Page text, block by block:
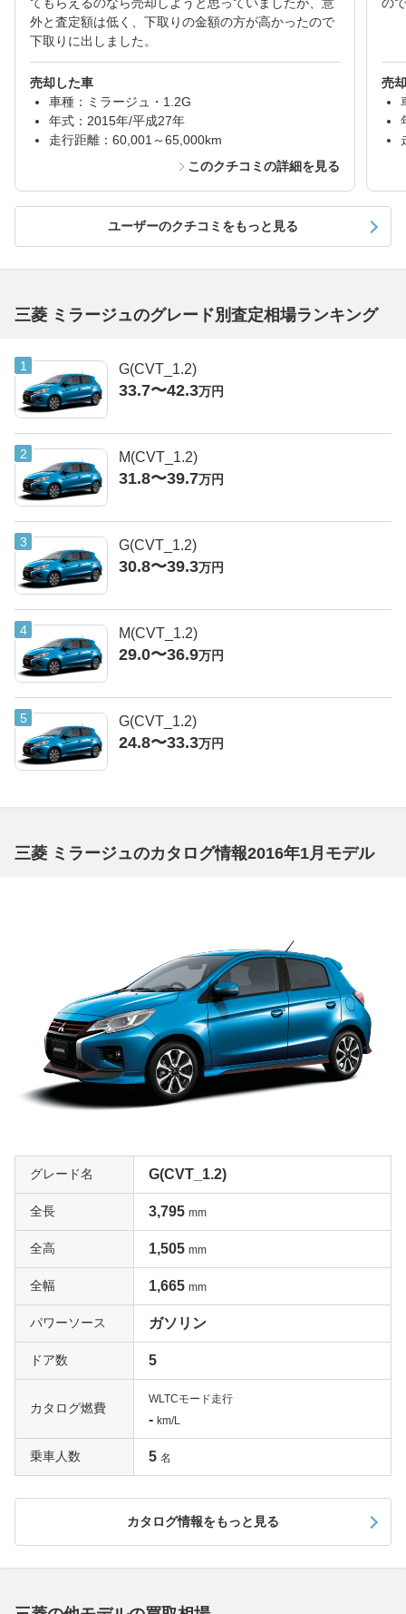
てもらえるのなら売却しようと思っていましたが、意
外と査定額は低く、下取りの金額の方が高かったので
下取りに出しました。
売却した車
車種：ミラージュ・1.2G
年式：2015年/平成27年
走行距離：60,001～65,000km
このクチコミの詳細を見る
の
売
ユーザーのクチコミをもっと見る
三菱 ミラージュのグレード別査定相場ランキング
G(CVT_1.2)
33.7〜42.3万円
M(CVT_1.2)
31.8〜39.7万円
G(CVT_1.2)
30.8〜39.3万円
M(CVT_1.2)
29.0〜36.9万円
G(CVT_1.2)
24.8〜33.3万円
三菱 ミラージュのカタログ情報2016年1月モデル
グレード名 G(CVT_1.2)
全長 3,795 mm
全高 1,505 mm
全幅 1,665 mm
パワーソース ガソリン
ドア数 5
カタログ燃費
WLTCモード走行
- km/L
乗車人数 5 名
カタログ情報をもっと見る